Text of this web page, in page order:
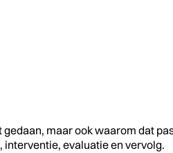
maar ook waarom dat
interventie, evaluatie en vervolg.